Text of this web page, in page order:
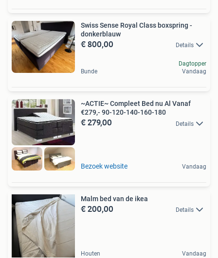
Swiss Sense Royal Class boxspring -
donkerblauw
€ 800,00 Details
Bunde
Dagtopper
Vandaag
~ACTIE~ Compleet Bed nu Al Vanaf
€279,- 90-120-140-160-180
€ 279,00 Details
Bezoek website Vandaag
Malm bed van de ikea
€ 200,00 Details
Houten Vandaag